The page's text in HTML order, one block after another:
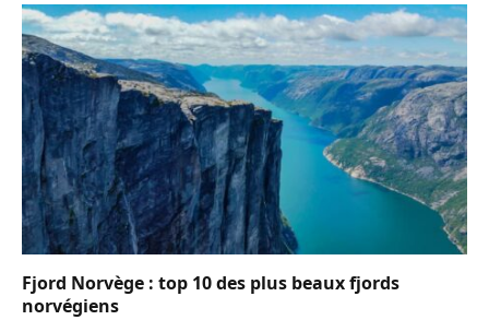
Fjord Norvège : top 10 des plus beaux fjords
norvégiens